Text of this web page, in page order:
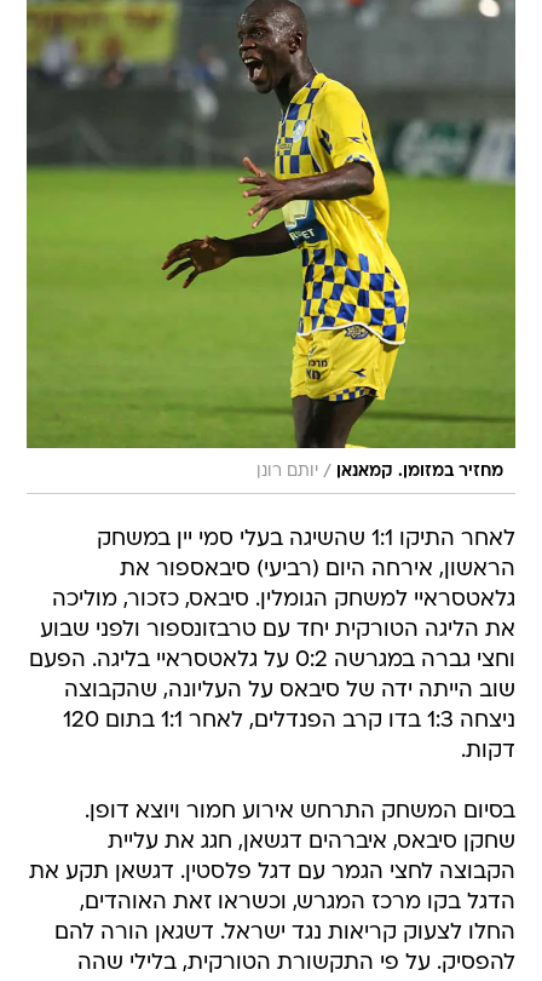
מחזיר במזומן. קמאנאן / יותם רונן
לאחר התיקו 1:1 שהשיגה בעלי סמי יין במשחק
הראשון, אירחה היום (רביעי) סיבאספור את
גלאטסראיי למשחק הגומלין. סיבאס, כזכור, מוליכה
את הליגה הטורקית יחד עם טרבזונספור ולפני שבוע
וחצי גברה במגרשה 0:2 על גלאטסראיי בליגה. הפעם
שוב הייתה ידה של סיבאס על העליונה, שהקבוצה
ניצחה 1:3 בדו קרב הפנדלים, לאחר 1:1 בתום 120
דקות.
בסיום המשחק התרחש אירוע חמור ויוצא דופן.
שחקן סיבאס, איברהים דגשאן, חגג את עליית
הקבוצה לחצי הגמר עם דגל פלסטין. דגשאן תקע את
הדגל בקו מרכז המגרש, וכשראו זאת האוהדים,
החלו לצעוק קריאות נגד ישראל. דשגאן הורה להם
להפסיק. על פי התקשורת הטורקית, בלילי שהה